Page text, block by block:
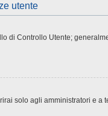
utente
di Controllo Utente;
solo agli amministratori e a